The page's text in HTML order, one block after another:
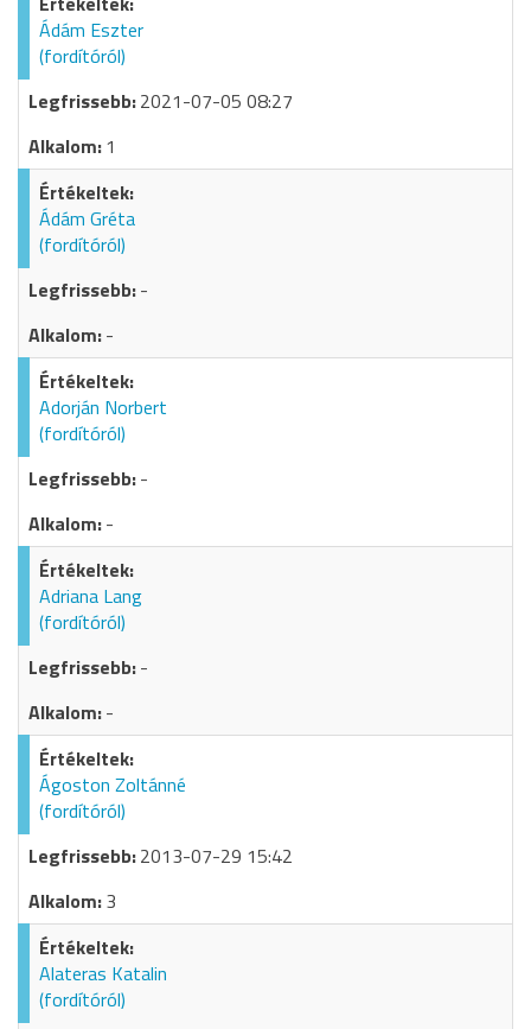
Ádám Eszter
(fordítóról)
2021-07-05 08:27
1
Ádám Gréta
(fordítóról)
-
-
Adorján Norbert
(fordítóról)
-
-
Adriana Lang
(fordítóról)
-
-
Ágoston Zoltánné
(fordítóról)
2013-07-29 15:42
3
Alateras Katalin
(fordítóról)